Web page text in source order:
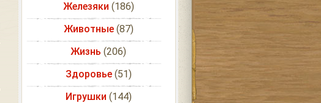
Железяки (186)
Животные(87)
Жизнь (206)
Здоровье(51)
Игрушки (144)